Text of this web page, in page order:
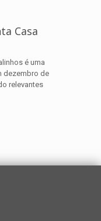
Casa
é uma
dezembro de
relevantes